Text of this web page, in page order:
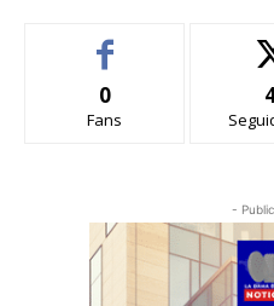
0
Fans
-